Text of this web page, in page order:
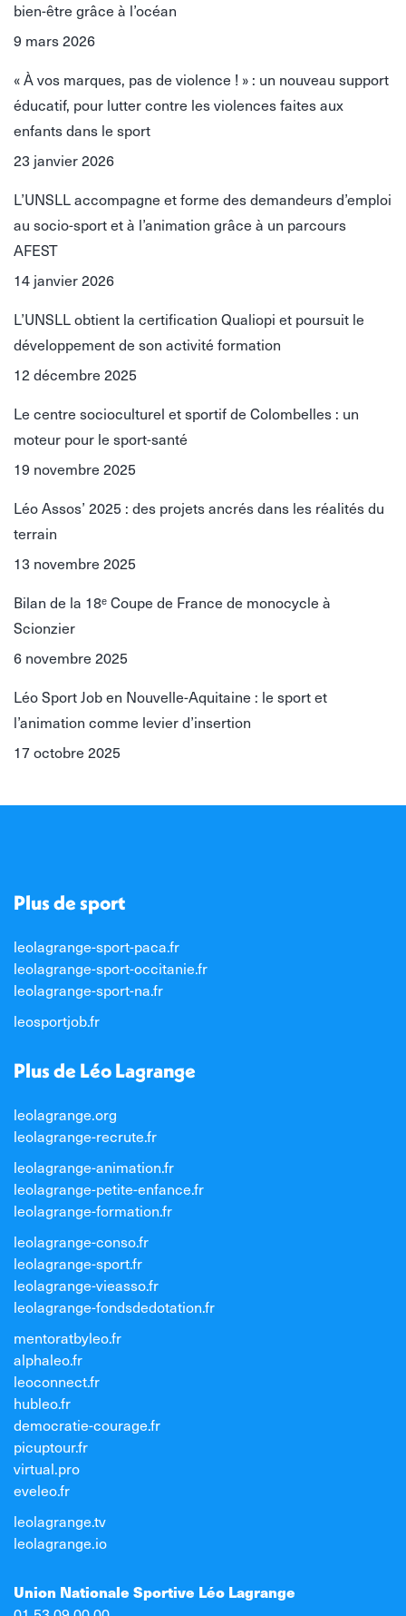
bien-être grâce à l’océan
9 mars 2026
« À vos marques, pas de violence ! » : un nouveau support
éducatif, pour lutter contre les violences faites aux
enfants dans le sport
23 janvier 2026
L’UNSLL accompagne et forme des demandeurs d’emploi
au socio-sport et à l’animation grâce à un parcours
AFEST
14 janvier 2026
L’UNSLL obtient la certification Qualiopi et poursuit le
développement de son activité formation
12 décembre 2025
Le centre socioculturel et sportif de Colombelles : un
moteur pour le sport-santé
19 novembre 2025
Léo Assos’ 2025 : des projets ancrés dans les réalités du
terrain
13 novembre 2025
Bilan de la 18ᵉ Coupe de France de monocycle à
Scionzier
6 novembre 2025
Léo Sport Job en Nouvelle-Aquitaine : le sport et
l’animation comme levier d’insertion
17 octobre 2025
Plus de sport
leolagrange-sport-paca.fr
leolagrange-sport-occitanie.fr
leolagrange-sport-na.fr
leosportjob.fr
Plus de Léo Lagrange
leolagrange.org
leolagrange-recrute.fr
leolagrange-animation.fr
leolagrange-petite-enfance.fr
leolagrange-formation.fr
leolagrange-conso.fr
leolagrange-sport.fr
leolagrange-vieasso.fr
leolagrange-fondsdedotation.fr
mentoratbyleo.fr
alphaleo.fr
leoconnect.fr
hubleo.fr
democratie-courage.fr
picuptour.fr
virtual.pro
eveleo.fr
leolagrange.tv
leolagrange.io
Union Nationale Sportive Léo Lagrange